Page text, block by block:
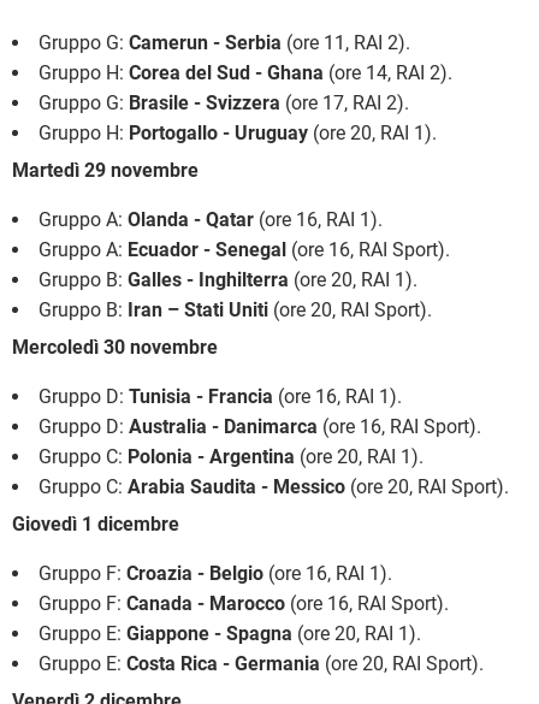
Gruppo G: Camerun - Serbia (ore 11, RAI 2).
Gruppo H: Corea del Sud - Ghana (ore 14, RAI 2).
Gruppo G: Brasile - Svizzera (ore 17, RAI 2).
Gruppo H: Portogallo - Uruguay (ore 20, RAI 1).
Martedì 29 novembre
Gruppo A: Olanda - Qatar (ore 16, RAI 1).
Gruppo A: Ecuador - Senegal (ore 16, RAI Sport).
Gruppo B: Galles - Inghilterra (ore 20, RAI 1).
Gruppo B: Iran – Stati Uniti (ore 20, RAI Sport).
Mercoledì 30 novembre
Gruppo D: Tunisia - Francia (ore 16, RAI 1).
Gruppo D: Australia - Danimarca (ore 16, RAI Sport).
Gruppo C: Polonia - Argentina (ore 20, RAI 1).
Gruppo C: Arabia Saudita - Messico (ore 20, RAI Sport).
Giovedì 1 dicembre
Gruppo F: Croazia - Belgio (ore 16, RAI 1).
Gruppo F: Canada - Marocco (ore 16, RAI Sport).
Gruppo E: Giappone - Spagna (ore 20, RAI 1).
Gruppo E: Costa Rica - Germania (ore 20, RAI Sport).